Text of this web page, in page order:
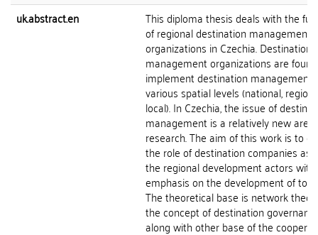
uk.abstract.en
This diploma thesis deals with the
of regional destination management
organizations in Czechia. Destination
management organizations are
implement destination management
various spatial levels (national,
local). In Czechia, the issue of
management is a relatively new area
research. The aim of this work is to
the role of destination companies as
the regional development actors
emphasis on the development of
The theoretical base is network
the concept of destination
along with other base of the